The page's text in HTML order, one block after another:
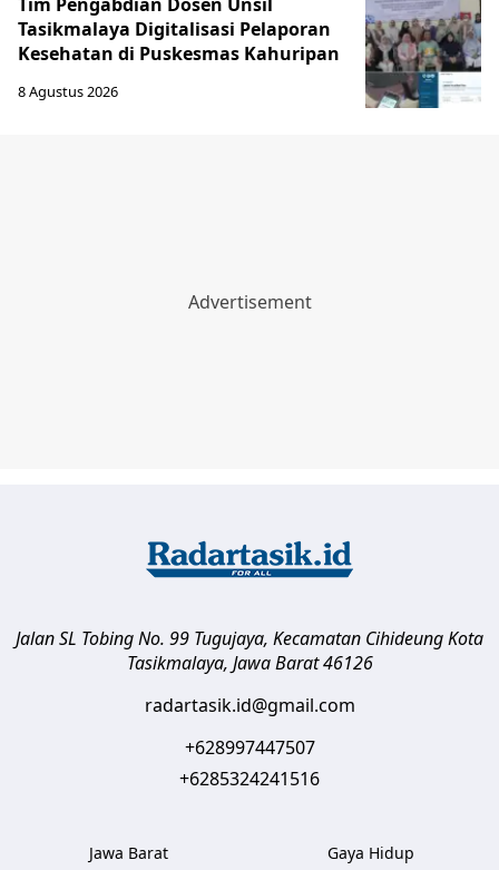
Tasikmalaya Digitalisasi Pelaporan
Kesehatan di Puskesmas Kahuripan
8 Agustus 2026
Jalan SL Tobing No. 99 Tugujaya, Kecamatan CihideungKota
Tasikmalaya, Jawa Barat 46126
radartasik.id@gmail.com
+628997447507
+6285324241516
Jawa Barat Gaya Hidup